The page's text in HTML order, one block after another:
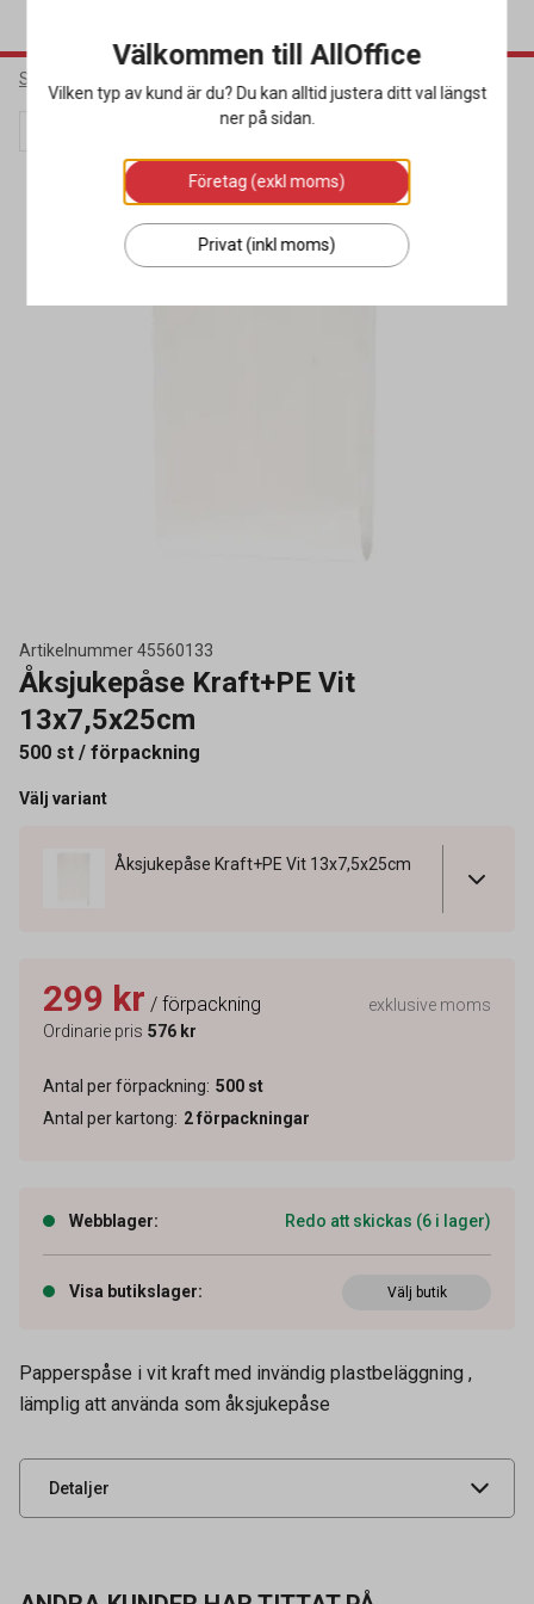
Städ & Hygien
Artikelnummer45560133
Åksjukepåse Kraft+PE Vit
13x7,5x25cm
500 st / förpackning
Välj variant
Åksjukepåse Kraft+PE Vit 13x7,5x25cm
299 kr / förpackning
Ordinarie pris 576 kr
exklusive moms
Antal per förpackning: 500 st
Antal per kartong: 2förpackningar
Webblager: Redo att skickas (6 i lager)
Visa butikslager: Välj butik
Papperspåse i vit kraft med invändig plastbeläggning ,
lämplig att använda som åksjukepåse
Detaljer
Artikelnummer 45560133
Leverantörens
UNSPSC 24111502
Välkommen till AllOffice
Vilken typ av kund är du? Du kan alltid justera ditt val längst
ner på sidan.
Företag (exkl moms)
Privat (inkl moms)